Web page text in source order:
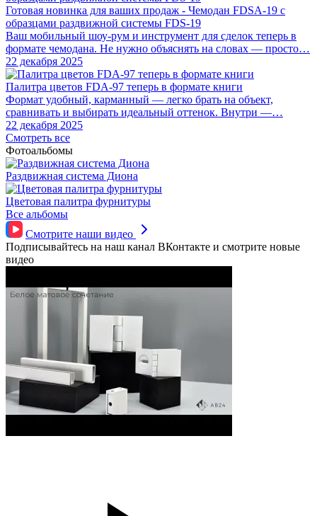
Готовая новинка для ваших продаж - Чемодан FDSA-19 с
образцами раздвижной системы FDS‑19
Ваш мобильный шоу-рум и инструмент для сделок теперь в
формате чемодана. Не нужно объяснять на словах — просто…
22 декабря 2025
Палитра цветов FDA-97 теперь в формате книги
Формат удобный, карманный — легко брать на объект,
сравнивать и выбирать идеальный оттенок. Внутри —…
22 декабря 2025
Смотреть все
Фотоальбомы
Раздвижная система Диона
Цветовая палитра фурнитуры
Все альбомы
Смотрите наши видео
Подписывайтесь на наш канал ВКонтакте и смотрите новые
видео